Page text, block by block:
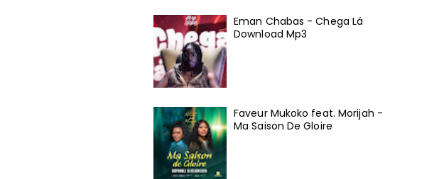
Eman Chabas - Chega Lá
Download Mp3
Faveur Mukoko feat. Morijah -
Ma Saison De Gloire